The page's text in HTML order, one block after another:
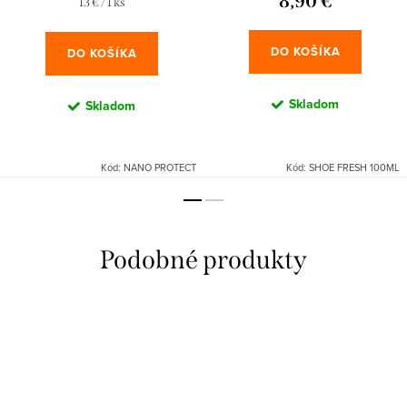
DO KOŠÍKA
Skladom
Kód: NANO PROTECT
DO KOŠÍKA
Skladom
Kód: SHOE FRESH 100ML